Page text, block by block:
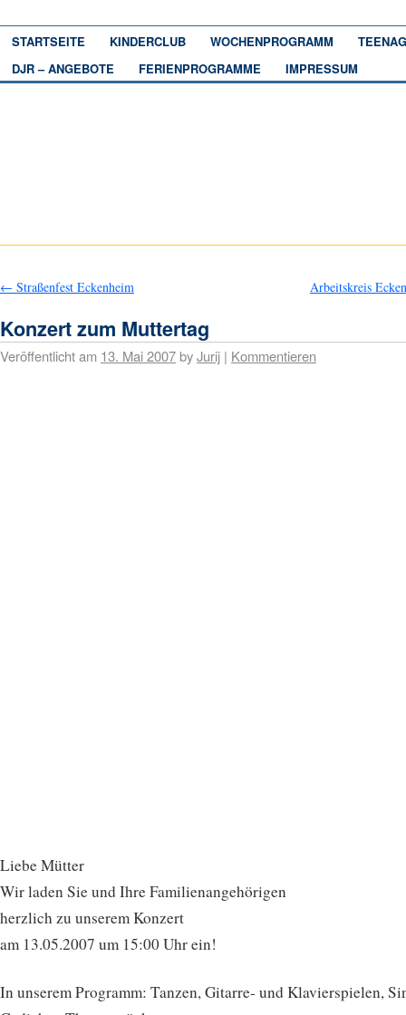
STARTSEITE KINDERCLUB WOCHENPROGRAMM
DJR – ANGEBOTE
FERIENPROGRAMME IMPRESSUM
← Straßenfest Eckenheim Arbeitskreis
Konzert zum Muttertag
Veröffentlicht am 13. Mai 2007byJurij | Kommentieren
Liebe Mütter
Wir laden Sie und Ihre Familienangehörigen
herzlich zu unserem Konzert
am 13.05.2007 um 15:00 Uhr ein!
In unserem Programm: Tanzen, Gitarre- und Klavierspielen,